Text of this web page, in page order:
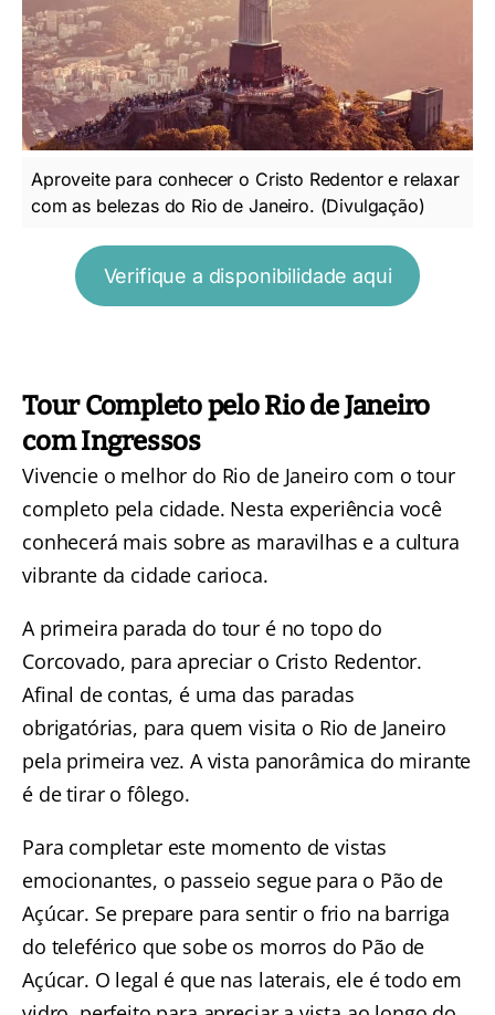
Aproveite para conhecer o Cristo Redentor e relaxar
com as belezas do Rio de Janeiro. (Divulgação)
Verifique a disponibilidade aqui
Tour Completo pelo Rio de Janeiro
com Ingressos
Vivencie o melhor do Rio de Janeiro com o tour
completo pela cidade. Nesta experiência você
conhecerá mais sobre as maravilhas e a cultura
vibrante da cidade carioca.
A primeira parada do tour é no topo do
Corcovado, para apreciar o Cristo Redentor.
Afinal de contas, é uma das paradas
obrigatórias, para quem visita o Rio de Janeiro
pela primeira vez. A vista panorâmica do mirante
é de tirar o fôlego.
Para completar este momento de vistas
emocionantes, o passeio segue para o Pão de
Açúcar. Se prepare para sentir o frio na barriga
do teleférico que sobe os morros do Pão de
Açúcar. O legal é que nas laterais, ele é todo em